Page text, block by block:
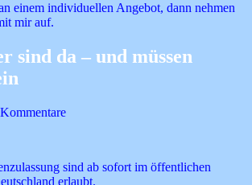
einem individuellen Angebot, dann nehmen
mir auf.
sind da – und müssen
sind ab sofort im öffentlichen
erlaubt.